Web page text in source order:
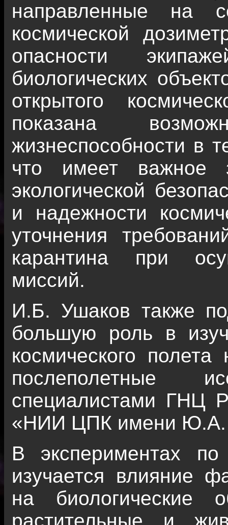
направленные на
космической
опасности
биологических
открытого
показана
жизнеспособности в
что имеет важное
экологической
и надежности
уточнения
карантина при
миссий.
И.Б. Ушаков также
большую роль в
космического
послеполетные
специалистами
«НИИ ЦПК имени Ю.А.
В экспериментах по
изучается влияние
на биологические